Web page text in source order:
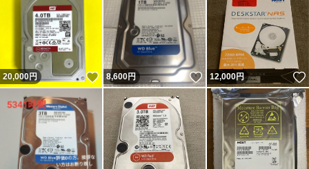
20,000円 いいね！
8,600円 いいね！
12,000円